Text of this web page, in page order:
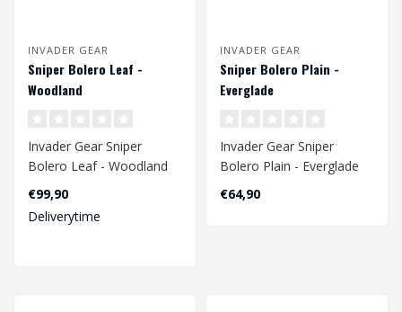
INVADER GEAR
Sniper Bolero Leaf -
Woodland
Invader Gear Sniper
Bolero Leaf - Woodland
€99,90
Deliverytime
INVADER GEAR
Sniper Bolero Plain -
Everglade
Invader Gear Sniper
Bolero Plain - Everglade
€64,90